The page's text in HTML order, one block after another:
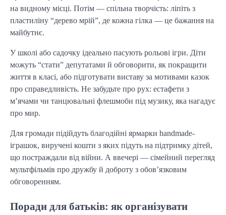
на видному місці. Потім — спільна творчість: ліпіть з
пластиліну “дерево мрій”, де кожна гілка — це бажання на
майбутнє.
У школі або садочку ідеально пасують рольові ігри. Діти
можуть “стати” депутатами й обговорити, як покращити
життя в класі, або підготувати виставу за мотивами казок
про справедливість. Не забудьте про рух: естафети з
м’ячами чи танцювальні флешмоби під музику, яка нагадує
про мир.
Для громади підійдуть благодійні ярмарки handmade-
іграшок, виручені кошти з яких підуть на підтримку дітей,
що постраждали від війни. А ввечері — сімейний перегляд
мультфільмів про дружбу й доброту з обов’язковим
обговоренням.
Поради для батьків: як організувати